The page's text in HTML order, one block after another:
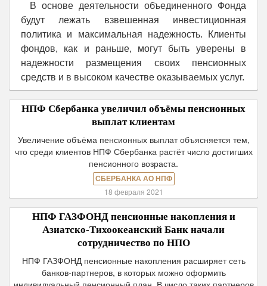
В основе деятельности объединенного Фонда
будут лежать взвешенная инвестиционная
политика и максимальная надежность. Клиенты
фондов, как и раньше, могут быть уверены в
надежности размещения своих пенсионных
средств и в высоком качестве оказываемых услуг.
НПФ Сбербанка увеличил объёмы пенсионных
выплат клиентам
Увеличение объёма пенсионных выплат объясняется тем,
что среди клиентов НПФ Сбербанка растёт число достигших
пенсионного возраста.
СБЕРБАНКА АО НПФ
18 февраля 2021
НПФ ГАЗФОНД пенсионные накопления и
Азиатско-Тихоокеанский Банк начали
сотрудничество по НПО
НПФ ГАЗФОНД пенсионные накопления расширяет сеть
банков-партнеров, в которых можно оформить